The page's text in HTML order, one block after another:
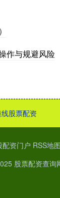
作与规避风险
股票配资
配资门户 RSS地图
股票配资查询